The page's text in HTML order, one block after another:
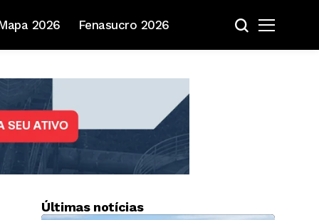
2026 Fenasucro 2026
Últimas notícias